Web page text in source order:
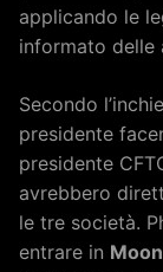
applicando le
informato delle
Secondo
presidente
presidente
avrebbero
le tre società.
entrare in